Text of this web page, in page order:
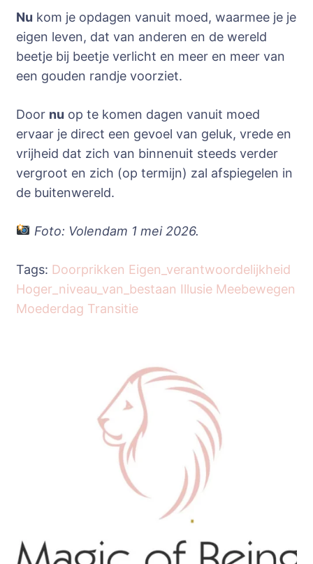
Nu kom je opdagen vanuit moed, waarmee je je
eigen leven, dat van anderen en de wereld
beetje bij beetje verlicht en meer en meer van
een gouden randje voorziet.
Door nu op te komen dagen vanuit moed
ervaar je direct een gevoel van geluk, vrede en
vrijheid dat zich van binnenuit steeds verder
vergroot en zich (op termijn) zal afspiegelen in
de buitenwereld.
Foto: Volendam 1 mei 2026.
Tags: Doorprikken Eigen_verantwoordelijkheid
Hoger_niveau_van_bestaan Illusie Meebewegen
Moederdag Transitie